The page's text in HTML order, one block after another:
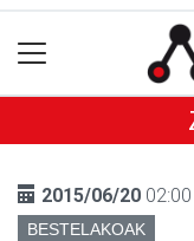
2015/06/20 02:00
BESTELAKOAK